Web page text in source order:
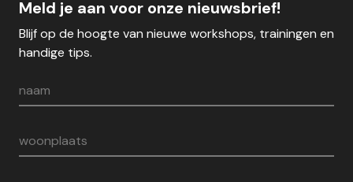
Meld je aan voor onze nieuwsbrief!
Blijf op de hoogte van nieuwe workshops, trainingen en
handige tips.
naam
woonplaats